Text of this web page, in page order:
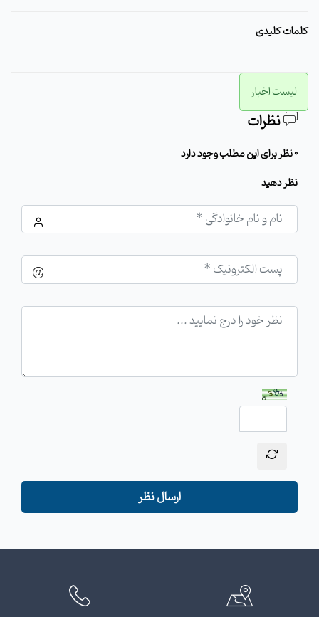
کلمات کلیدی
لیست اخبار
نظرات
0 نظر برای این مطلب وجود دارد
نظر دهید
ارسال نظر